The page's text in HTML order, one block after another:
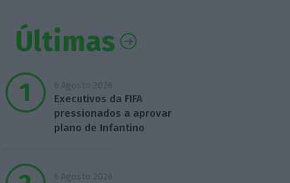
Últimas
6 Agosto 2026
Executivos da FIFA
pressionados a aprovar
plano de Infantino
6 Agosto 2026